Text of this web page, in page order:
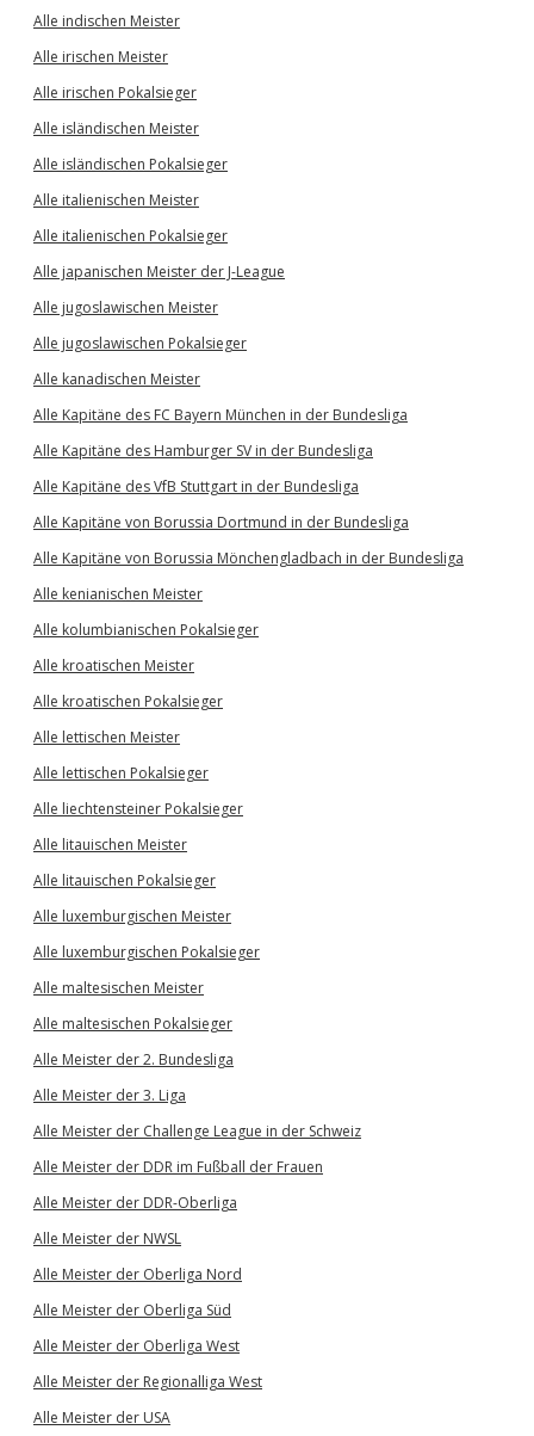
Alle indischen Meister
Alle irischen Meister
Alle irischen Pokalsieger
Alle isländischen Meister
Alle isländischen Pokalsieger
Alle italienischen Meister
Alle italienischen Pokalsieger
Alle japanischen Meister der J-League
Alle jugoslawischen Meister
Alle jugoslawischen Pokalsieger
Alle kanadischen Meister
Alle Kapitäne des FC Bayern München in der Bundesliga
Alle Kapitäne des Hamburger SV in der Bundesliga
Alle Kapitäne des VfB Stuttgart in der Bundesliga
Alle Kapitäne von Borussia Dortmund in der Bundesliga
Alle Kapitäne von Borussia Mönchengladbach in der Bundesliga
Alle kenianischen Meister
Alle kolumbianischen Pokalsieger
Alle kroatischen Meister
Alle kroatischen Pokalsieger
Alle lettischen Meister
Alle lettischen Pokalsieger
Alle liechtensteiner Pokalsieger
Alle litauischen Meister
Alle litauischen Pokalsieger
Alle luxemburgischen Meister
Alle luxemburgischen Pokalsieger
Alle maltesischen Meister
Alle maltesischen Pokalsieger
Alle Meister der 2. Bundesliga
Alle Meister der 3. Liga
Alle Meister der Challenge League in der Schweiz
Alle Meister der DDR im Fußball der Frauen
Alle Meister der DDR-Oberliga
Alle Meister der NWSL
Alle Meister der Oberliga Nord
Alle Meister der Oberliga Süd
Alle Meister der Oberliga West
Alle Meister der Regionalliga West
Alle Meister der USA